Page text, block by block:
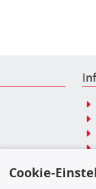
Cookie-